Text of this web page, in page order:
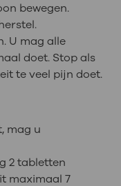
bewegen.
U mag alle
doet. Stop als
te veel pijn doet.
mag u
2 tabletten
maximaal 7